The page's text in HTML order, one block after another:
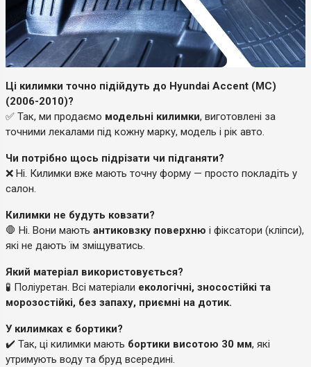
Ці килимки точно підійдуть до Hyundai Accent (MC)
(2006-2010)?
✅ Так, ми продаємо модельні килимки, виготовлені за
точними лекалами під кожну марку, модель і рік авто.
Чи потрібно щось підрізати чи підганяти?
❌ Ні. Килимки вже мають точну форму — просто покладіть у
салон.
Килимки не будуть ковзати?
🛑 Ні. Вони мають антиковзку поверхню і фіксатори (кліпси),
які не дають їм зміщуватись.
Який матеріал використовується?
🧪 Поліуретан. Всі матеріали екологічні, зносостійкі та
морозостійкі, без запаху, приємні на дотик.
У килимках є бортики?
✔️ Так, ці килимки мають бортики висотою 30 мм, які
утримують воду та бруд всередині.